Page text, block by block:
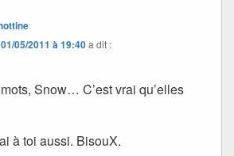
01/05/2011 à 19:40a dit :
Snow… C’est vrai qu’elles
à toi aussi. BisouX.